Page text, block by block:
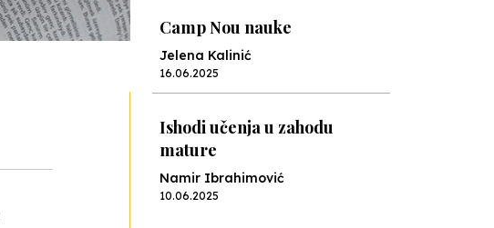
Camp Nou nauke
Jelena Kalinić
16.06.2025
Ishodi učenja u zahodu
mature
Namir Ibrahimović
10.06.2025